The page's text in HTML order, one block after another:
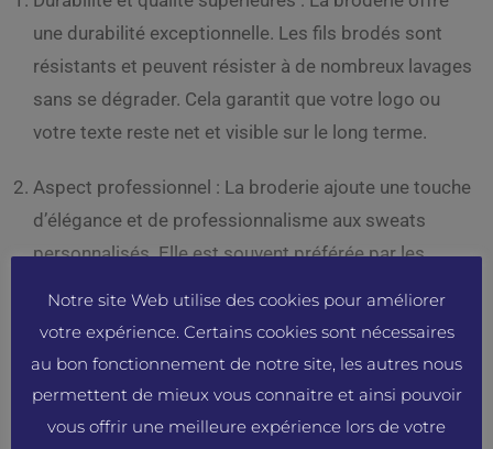
une durabilité exceptionnelle. Les fils brodés sont
résistants et peuvent résister à de nombreux lavages
sans se dégrader. Cela garantit que votre logo ou
votre texte reste net et visible sur le long terme.
Aspect professionnel : La broderie ajoute une touche
d’élégance et de professionnalisme aux sweats
personnalisés. Elle est souvent préférée par les
Texture et relief : Contrairement à l’impression qui est
plate, la broderie ajoute une texture et un relief subtil
aux sweats personnalisés. Cela crée une sensation
Notre site Web utilise des cookies pour améliorer
votre expérience. Certains cookies sont nécessaires
au bon fonctionnement de notre site, les autres nous
permettent de mieux vous connaitre et ainsi pouvoir
vous offrir une meilleure expérience lors de votre